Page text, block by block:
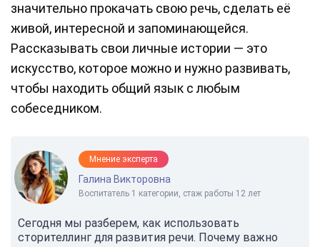
значительно прокачать свою речь, сделать её
живой, интересной и запоминающейся.
Рассказывать свои личные истории — это
искусство, которое можно и нужно развивать,
чтобы находить общий язык с любым
собеседником.
Мнение эксперта
Галина Викторовна
Воспитатель 1 категории, стаж работы 12 лет
Сегодня мы разберем, как использовать
сторителлинг для развития речи. Почему важно